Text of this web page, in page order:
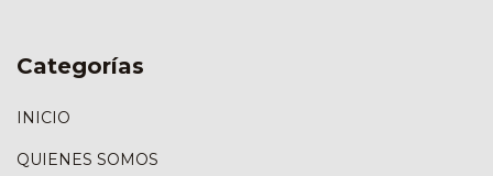
Categorías
INICIO
QUIENES SOMOS